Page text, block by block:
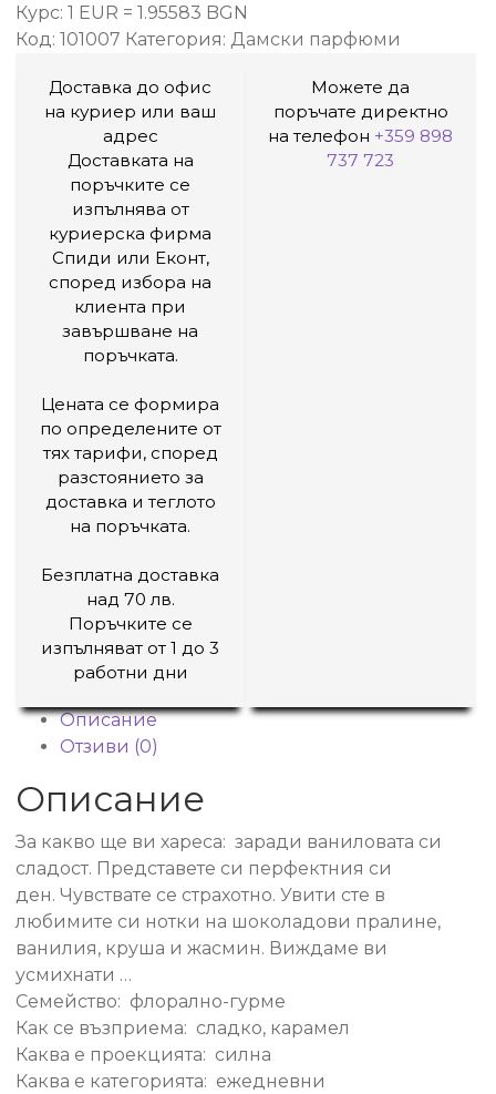
Курс: 1 EUR = 1.95583 BGN
Код: 101007 Категория: Дамски парфюми
Доставка до офис
на куриер или ваш
адрес
Доставката на
поръчките се
изпълнява от
куриерска фирма
Спиди или Еконт,
според избора на
клиента при
завършване на
поръчката.
Цената се формира
по определените от
тях тарифи, според
разстоянието за
доставка и теглото
на поръчката.
Безплатна доставка
над 70 лв.
Поръчките се
изпълняват от 1 до 3
работни дни
Можете да
поръчате директно
на телефон +359 898
737 723
Описание
Отзиви (0)
Описание
За какво ще ви хареса: заради ваниловата си
сладост. Представете си перфектния си
ден. Чувствате се страхотно. Увити сте в
любимите си нотки на шоколадови пралине,
ванилия, круша и жасмин. Виждаме ви
усмихнати …
Семейство: флорално-гурме
Как се възприема: сладко, карамел
Каква е проекцията: силна
Каква е категорията: ежедневни